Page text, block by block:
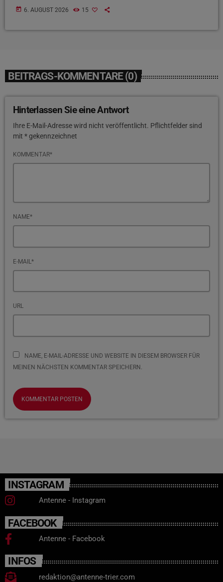
today 6. AUGUST 2026 15
BEITRAGS-KOMMENTARE (0)
Hinterlassen Sie eine Antwort
Ihre E-Mail-Adresse wird nicht veröffentlicht. Pflichtfelder sind
mit * gekennzeichnet
KOMMENTAR*
NAME*
E-MAIL*
URL
NAME, E-MAIL-ADRESSE UND WEBSITE IN DIESEM BROWSER FÜR
MEINEN NÄCHSTEN KOMMENTAR SPEICHERN.
INSTAGRAM
Antenne - Instagram
FACEBOOK
Antenne - Facebook
INFOS
redaktion@antenne-trier.com